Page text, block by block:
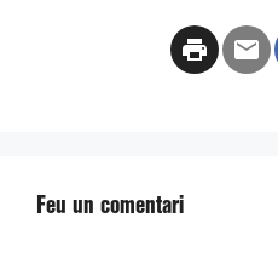
Feu un comentari